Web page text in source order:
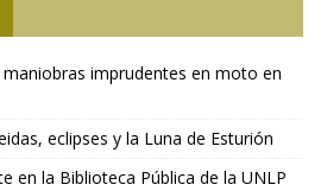
imprudentes en moto en
eclipses y la Luna de Esturión
en la Biblioteca Pública de la UNLP